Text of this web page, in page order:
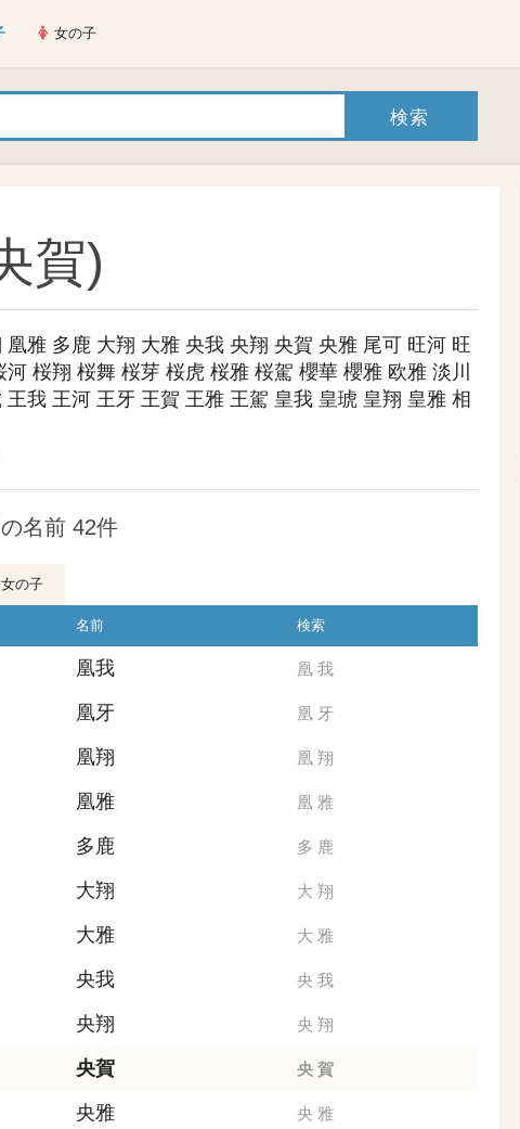
女の子
賀)
凰雅 多鹿 大翔 大雅 央我 央翔 央賀 央雅 尾可 旺河 旺
河 桜翔 桜舞 桜芽 桜虎 桜雅 桜駕 櫻華 櫻雅 欧雅 淡川
王我 王河 王牙 王賀 王雅 王駕 皇我 皇琥 皇翔 皇雅 相
名前 42件
女の子
名前 検索
凰我 凰 我
凰牙 凰 牙
凰翔 凰 翔
凰雅 凰 雅
多鹿 多 鹿
大翔 大 翔
大雅 大 雅
央我 央 我
央翔 央 翔
央賀 央 賀
央雅 央 雅